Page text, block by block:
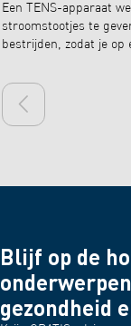
Een TENS-apparaat
stroomstootjes te
bestrijden, zodat je op
Vorige dia
Blijf op de
gezondheid